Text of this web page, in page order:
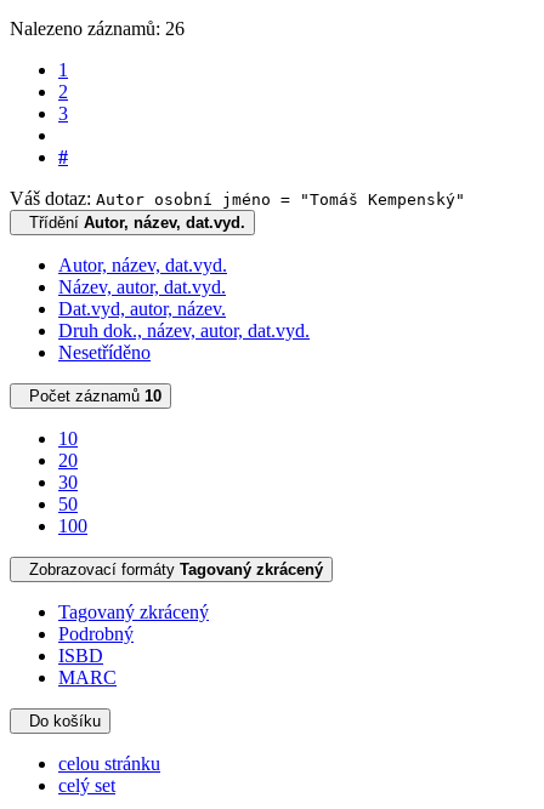
Nalezeno záznamů: 26
1
2
3
#
Váš dotaz: Autor osobní jméno = "Tomáš Kempenský"
Třídění Autor, název, dat.vyd.
Autor, název, dat.vyd.
Název, autor, dat.vyd.
Dat.vyd, autor, název.
Druh dok., název, autor, dat.vyd.
Nesetříděno
Počet záznamů 10
10
20
30
50
100
Zobrazovací formáty Tagovaný zkrácený
Tagovaný zkrácený
Podrobný
ISBD
MARC
Do košíku
celou stránku
celý set